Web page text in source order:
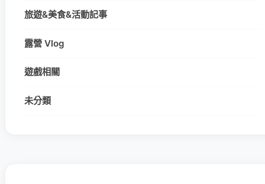
旅遊&美食&活動記事
露營 Vlog
遊戲相關
未分類